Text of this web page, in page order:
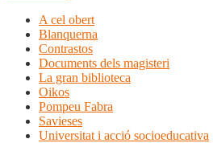
A cel obert
Blanquerna
Contrastos
Documents dels magisteri
La gran biblioteca
Oikos
Pompeu Fabra
Savieses
Universitat i acció socioeducativa